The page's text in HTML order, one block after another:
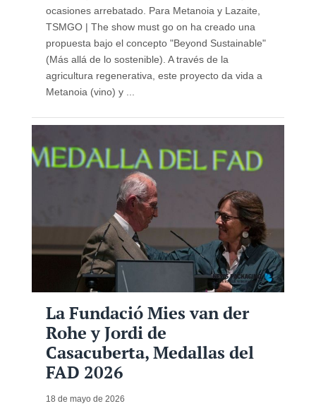
ocasiones arrebatado. Para Metanoia y Lazaite,
TSMGO | The show must go on ha creado una
propuesta bajo el concepto "Beyond Sustainable"
(Más allá de lo sostenible). A través de la
agricultura regenerativa, este proyecto da vida a
Metanoia (vino) y ...
La Fundació Mies van der
Rohe y Jordi de
Casacuberta, Medallas del
FAD 2026
18 de mayo de 2026